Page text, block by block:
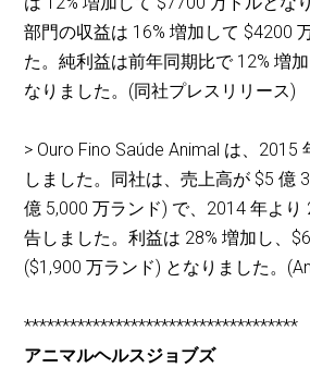
部門の収益は 16% 増加して $4200
た。純利益は前年同期比で 12% 増
なりました。(同社プレスリリース)
> Ouro Fino Saúde Animal は、2015
しました。同社は、売上高が $5 億
億 5,000 万ランド) で、2014 年より
告しました。利益は 28% 増加し、
($1,900 万ランド) となりました。
************************************
アニマルヘルスジョブズ